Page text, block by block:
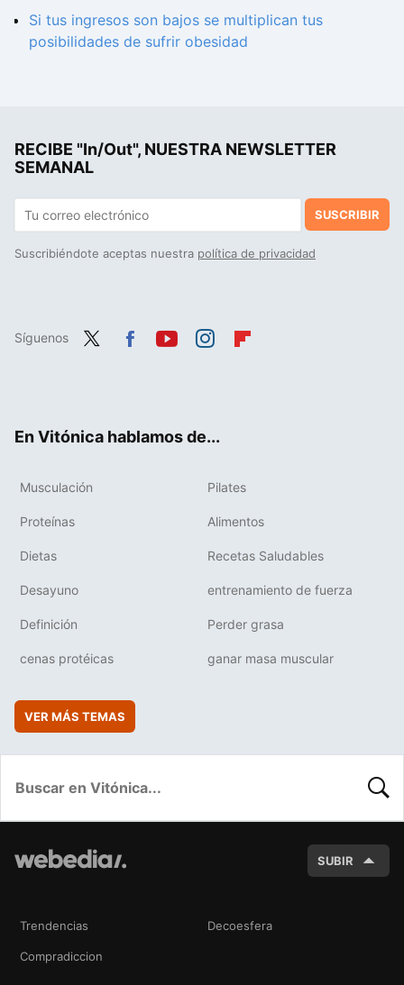
Si tus ingresos son bajos se multiplican tus
posibilidades de sufrir obesidad
RECIBE "In/Out", NUESTRA NEWSLETTER
SEMANAL
SUSCRIBIR
Suscribiéndote aceptas nuestra política de privacidad
Síguenos
En Vitónica hablamos de...
Musculación Pilates
Proteínas Alimentos
Dietas Recetas Saludables
Desayuno entrenamiento de fuerza
Definición Perder grasa
cenas protéicas ganar masa muscular
VER MÁS TEMAS
SUBIR
Trendencias Decoesfera
Compradiccion